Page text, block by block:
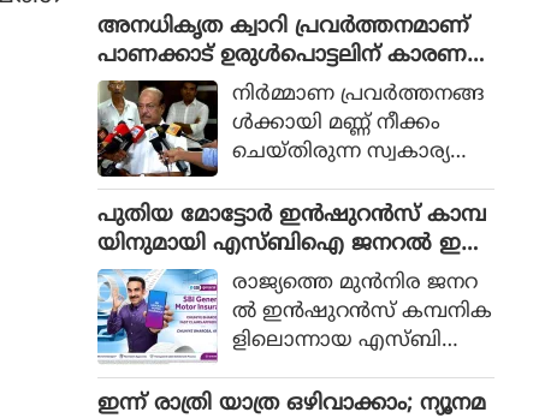
ലക്ഷ്യത്തോടെയാണ് ഇ
തിന്റെ ആരംഭം. ചടങ്ങില്‍
യുഎന്‍ സെക്രട്ടറി ജനറല്‍
അന്റോണിയോ ഗുട്ടെറസ്
പങ്കെടുത്തു.
അനധികൃത ക്വാറി പ്രവര്‍ത്തനമാണ്
പാണക്കാട് ഉരുള്‍പൊട്ടലിന് കാരണ
മായതെന്ന് മന്ത്രി പികെ
കുഞ്ഞാലിക്കുട്ടി
നിര്‍മ്മാണ പ്രവര്‍ത്തനങ്ങ
ള്‍ക്കായി മണ്ണ് നീക്കം
ചെയ്തിരുന്ന സ്വകാര്യ
ഭാഗം കനത്ത മഴയെത്തുട
ര്‍ന്ന് ഇടിഞ്ഞുതാഴ്ന്ന ഉ
രുള്‍പൊട്ടല്‍ ബാധിച്ച പ്ര
ദേശം സന്ദര്‍ശിച്ച ശേഷ
മാണ് മന്ത്രി ഇക്കാര്യങ്ങള്‍
പറഞ്ഞത്.
പുതിയ മോട്ടോർ ഇൻഷുറൻസ് കാമ്പ
യിനുമായി എസ്ബിഐ ജനറൽ ഇൻ
ഷുറൻസ്
രാജ്യത്തെ മുൻനിര ജനറ
ൽ ഇൻഷുറൻസ് കമ്പനിക
ളിലൊന്നായ എസ്ബിഐ
ജനപ്രിയ കാമ്പയിനായ
ഇന്ന് രാത്രി യാത്ര ഒഴിവാക്കാം; ന്യൂനമ